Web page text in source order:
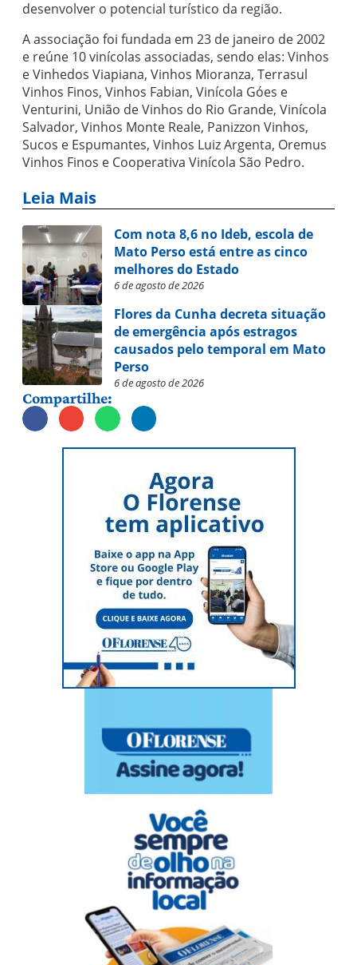
desenvolver o potencial turístico da região.
A associação foi fundada em 23 de janeiro de 2002
e reúne 10 vinícolas associadas, sendo elas: Vinhos
e Vinhedos Viapiana, Vinhos Mioranza, Terrasul
Vinhos Finos, Vinhos Fabian, Vinícola Góes e
Venturini, União de Vinhos do Rio Grande, Vinícola
Salvador, Vinhos Monte Reale, Panizzon Vinhos,
Sucos e Espumantes, Vinhos Luiz Argenta, Oremus
Vinhos Finos e Cooperativa Vinícola São Pedro.
Leia Mais
Com nota 8,6 no Ideb, escola de
Mato Perso está entre as cinco
melhores do Estado
6 de agosto de 2026
Flores da Cunha decreta situação
de emergência após estragos
causados pelo temporal em Mato
Perso
6 de agosto de 2026
Compartilhe: